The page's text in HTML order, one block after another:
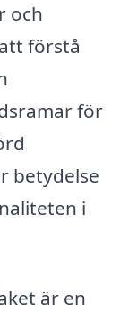
och
förstå
för
betydelse
i
är en